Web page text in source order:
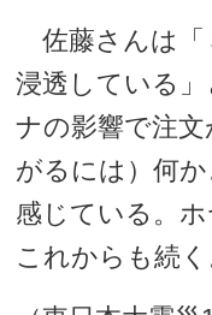
佐藤さんは「
浸透している
ナの影響で注
がるには）何
感じている。
これからも続く